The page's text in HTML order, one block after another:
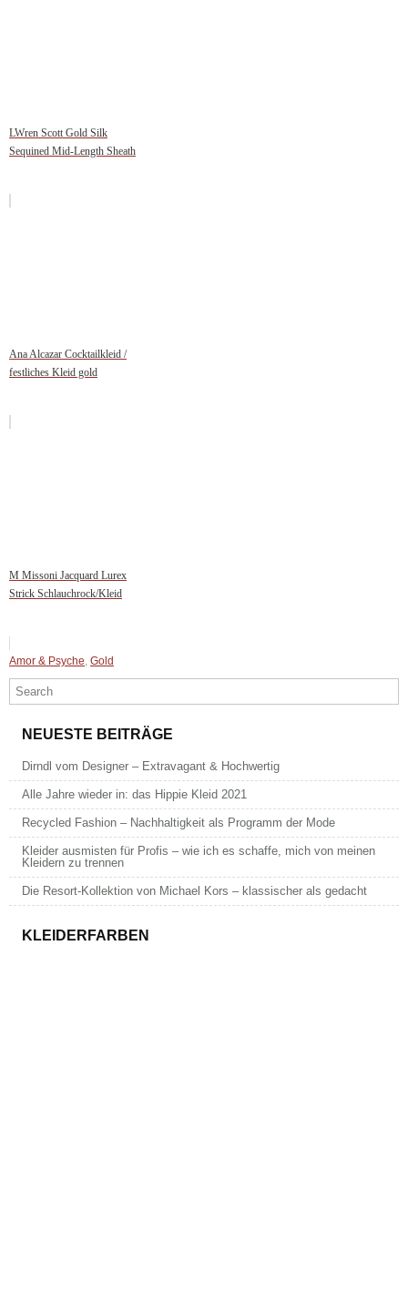
LWren Scott Gold Silk
Sequined Mid-Length Sheath
Ana Alcazar Cocktailkleid /
festliches Kleid gold
M Missoni Jacquard Lurex
Strick Schlauchrock/Kleid
Amor & Psyche Gold
NEUESTE BEITRÄGE
Dirndl vom Designer – Extravagant & Hochwertig
Alle Jahre wieder in: das Hippie Kleid 2021
Recycled Fashion – Nachhaltigkeit als Programm der Mode
Kleider ausmisten für Profis – wie ich es schaffe, mich von meinen
Kleidern zu trennen
Die Resort-Kollektion von Michael Kors – klassischer als gedacht
KLEIDERFARBEN